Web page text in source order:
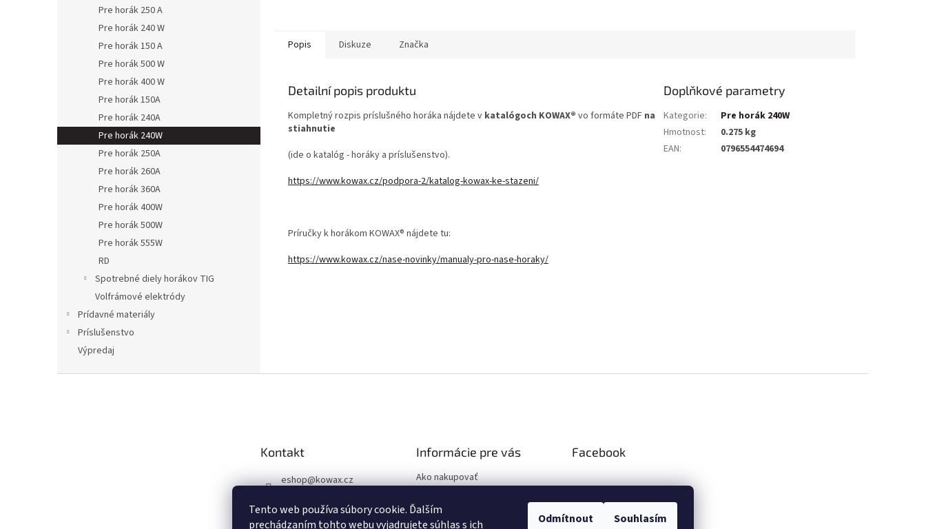
Tento web používa súbory cookie. Ďalším
prechádzaním tohto webu vyjadrujete súhlas s ich
Odmítnout Souhlasím
Pre horák 250 A
Pre horák 240 W
Pre horák 150 A
Pre horák 500 W
Pre horák 400 W
Pre horák 150A
Pre horák 240A
Pre horák 240W
Pre horák 250A
Pre horák 260A
Pre horák 360A
Pre horák 400W
Pre horák 500W
Pre horák 555W
RD
Spotrebné diely horákov TIG
Volfrámové elektródy
Prídavné materiály
Príslušenstvo
Výpredaj
Popis Diskuze Značka
Detailní popis produktu
Kompletný rozpis príslušného horáka nájdete v katalógoch KOWAX® vo formáte PDF na
stiahnutie
(ide o katalóg - horáky a príslušenstvo).
https://www.kowax.cz/podpora-2/katalog-kowax-ke-stazeni/
Príručky k horákom KOWAX® nájdete tu:
https://www.kowax.cz/nase-novinky/manualy-pro-nase-horaky/
Doplňkové parametry
Kategorie:
Pre horák 240W
Hmotnost:
0.275 kg
EAN: 0796554474694
Kontakt
eshop@kowax.cz
Facebookové stránky
Informácie pre vás
Ako nakupovať
Podmienky ochrany osobných
údajov
Facebook